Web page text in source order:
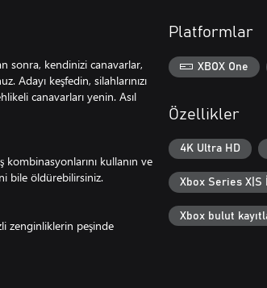
sonra, kendinizi canavarlar,
Adayı keşfedin, silahlarınızı
canavarları yenin. Asıl
kullanın ve
bile öldürebilirsiniz.
zenginliklerin peşinde
Platformlar
XBOX One
Özellikler
4K Ultra HD
Xbox Series
Xbox bulut